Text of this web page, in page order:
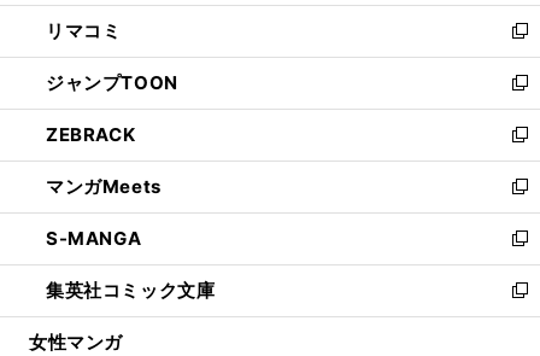
ウ
で
開
く
ン
ド
ウ
で
開
く
ウ
ィ
ン
ド
ウ
で
開
く
し
い
ウ
ィ
ン
ド
ウ
で
開
く
リマコミ
新
し
い
ウ
ィ
ン
ド
ウ
で
開
く
ジャンプTOON
新
し
い
ウ
ィ
ン
ド
ウ
で
開
ZEBRACK
新
し
い
ウ
ィ
ン
ド
ウ
マンガMeets
新
し
い
ウ
ィ
ン
S-MANGA
新
し
い
ウ
集英社コミック文庫
新
し
女性マンガ